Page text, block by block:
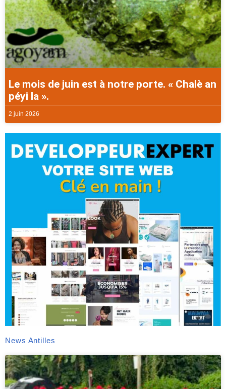
Le mois de juin est à notre porte. « Chalè an
péyi la ».
2 juin 2026
News Antilles